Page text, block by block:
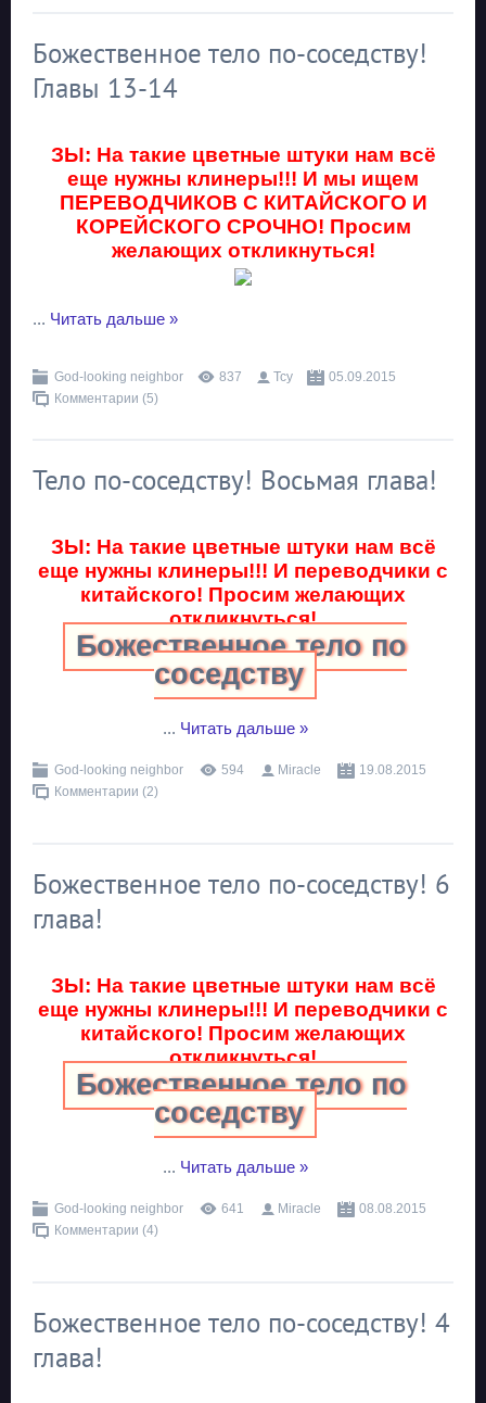
Божественное тело по-соседству!
Главы 13-14
ЗЫ: На такие цветные штуки нам всё
еще нужны клинеры!!! И мы ищем
ПЕРЕВОДЧИКОВ С КИТАЙСКОГО И
КОРЕЙСКОГО СРОЧНО! Просим
желающих откликнуться!
... Читать дальше »
God-looking neighbor 837 Тсу
05.09.2015
Комментарии (5)
Тело по-соседству! Восьмая глава!
ЗЫ: На такие цветные штуки нам всё
еще нужны клинеры!!! И переводчики с
китайского! Просим желающих
откликнуться!
Божественное тело по
соседству
... Читать дальше »
God-looking neighbor 594 Miracle
19.08.2015
Комментарии (2)
Божественное тело по-соседству! 6
глава!
ЗЫ: На такие цветные штуки нам всё
еще нужны клинеры!!! И переводчики с
китайского! Просим желающих
откликнуться!
Божественное тело по
соседству
... Читать дальше »
God-looking neighbor 641 Miracle
08.08.2015
Комментарии (4)
Божественное тело по-соседству! 4
глава!